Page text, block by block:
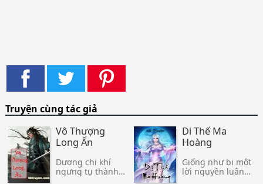
Truyện cùng tác giả
Vô Thượng
Long Ấn
Dương chi khí
ngưng tụ thành
Di Thế Ma
Hoàng
Giống như bị một
lời nguyền luân